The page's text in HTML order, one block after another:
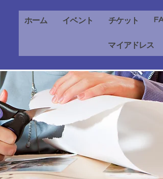
ホーム イベント チケット
マイアドレス